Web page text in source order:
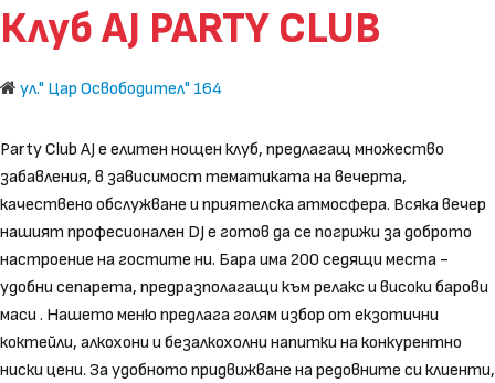
Клуб AJ PARTY CLUB
ул." Цар Освободител" 164
Party Club AJ е елитен нощен клуб, предлагащ множество
забавления, в зависимост тематиката на вечерта,
качествено обслужване и приятелска атмосфера. Всяка вечер
нашият професионален DJ е готов да се погрижи за доброто
настроение на гостите ни. Бара има 200 седящи места -
удобни сепарета, предразполагащи към релакс и високи барови
маси . Нашето меню предлага голям избор от екзотични
коктейли, алкохони и безалкохолни напитки на конкурентно
ниски цени. За удобното придвижване на редовните си клиенти,